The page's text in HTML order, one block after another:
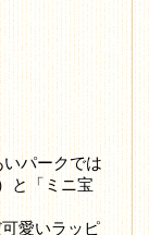
パークでは
と「ミニ宝
愛いラッピ